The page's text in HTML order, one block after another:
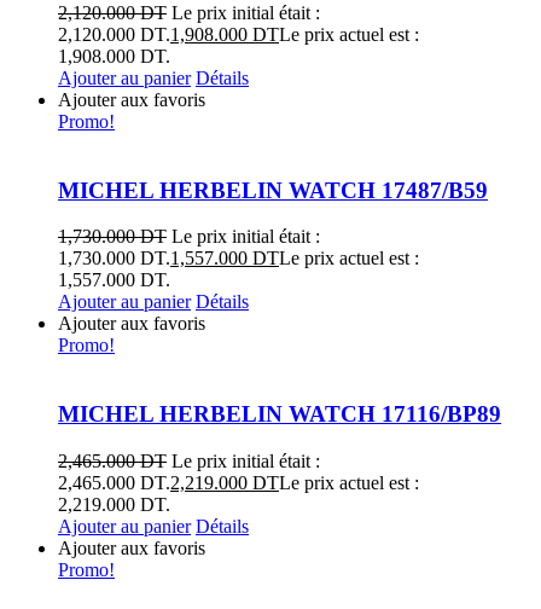
2,120.000DT Le prix initial était :
2,120.000 DT.1,908.000 DTLe prix actuel est :
1,908.000 DT.
Ajouter au panier Détails
Ajouter aux favoris
Promo!
MICHEL HERBELIN WATCH 17487/B59
1,730.000DT Le prix initial était :
1,730.000 DT.1,557.000 DTLe prix actuel est :
1,557.000 DT.
Ajouter au panier Détails
Ajouter aux favoris
Promo!
MICHEL HERBELIN WATCH 17116/BP89
2,465.000DT Le prix initial était :
2,465.000 DT.2,219.000 DTLe prix actuel est :
2,219.000 DT.
Ajouter au panier Détails
Ajouter aux favoris
Promo!